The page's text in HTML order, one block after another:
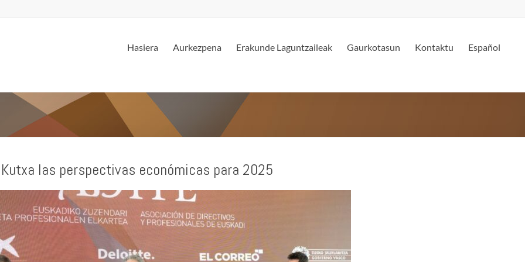
Hasiera Aurkezpena Erakunde Laguntzaileak Gaurkotasun Kontaktu Español
Kutxa las perspectivas económicas para 2025